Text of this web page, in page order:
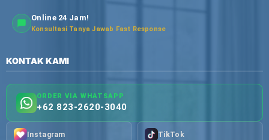
Online 24 Jam!
Konsultasi Tanya Jawab Fast Response
KONTAK KAMI
ORDER VIA WHATSAPP
+62 823-2620-3040
Instagram TikTok